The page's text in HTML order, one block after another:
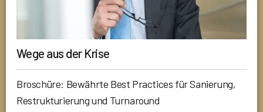
Wege aus der Krise
Broschüre: Bewährte Best Practices für Sanierung,
Restrukturierung und Turnaround